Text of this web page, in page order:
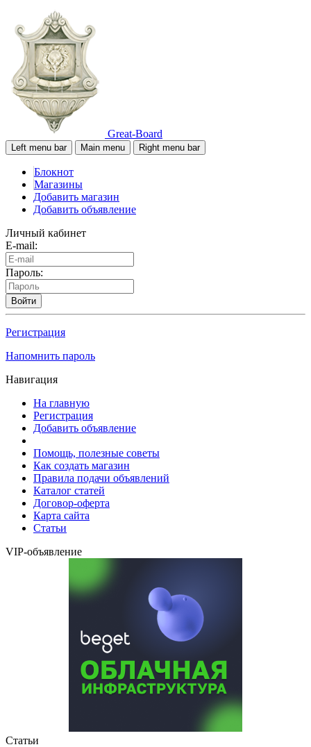
Great-Board
Left menu bar Main menu Right menu bar
Блокнот
Магазины
Добавить магазин
Добавить объявление
Личный кабинет
E-mail:
Пароль:
Войти
Регистрация
Напомнить пароль
Навигация
На главную
Регистрация
Добавить объявление
Помощь, полезные советы
Как создать магазин
Правила подачи объявлений
Каталог статей
Договор-оферта
Карта сайта
Статьи
VIP-объявление
Статьи